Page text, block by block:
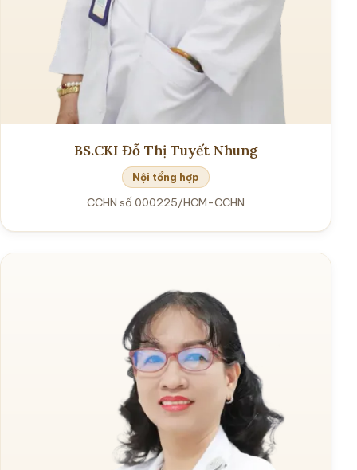
BS.CKI Đỗ Thị Tuyết Nhung
Nội tổng hợp
CCHN số 000225/HCM-CCHN